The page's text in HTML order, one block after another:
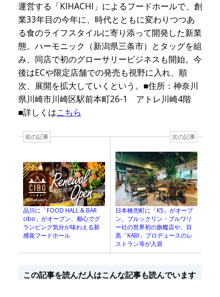
運営する「KIHACHI」によるフードホールで、創
業33年目の今年に、時代とともに変わりつつあ
る食のライフスタイルに寄り添って開発した新業
態。ハーモニック（新潟県三条市）とタッグを組
み、同店で初のグローサリービジネスも開始。今
後はECや限定店舗での発売も視野に入れ、順
次、展開を拡大していくという。■住所：神奈川
県川崎市川崎区駅前本町26-1 アトレ川崎4階
■詳しくはこちら
前の記事
品川に「FOOD HALL & BAR
cibo」がオープン、都心でグ
ランピング気分が味わえる新
感覚フードホール
次の記事
日本橋兜町に「K5」がオープ
ン。ブルックリン・ブルワリ
ー社の世界初の旗艦店や、目
黒「KABI」プロデュースのレ
ストラン等が入居
この記事を読んだ人はこんな記事も読んでいます